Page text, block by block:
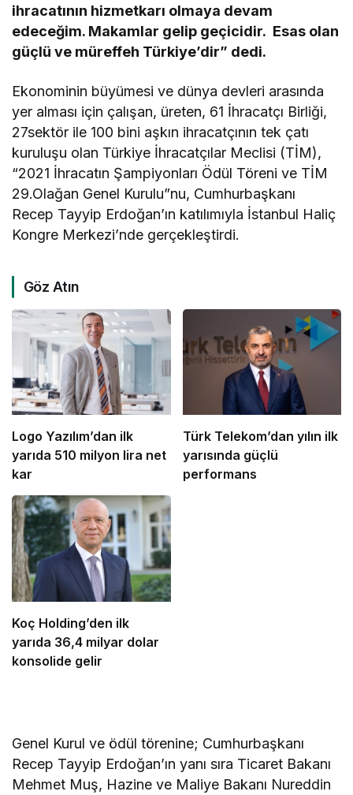
ihracatının hizmetkarı olmaya devam
edeceğim. Makamlar gelip geçicidir. Esas olan
güçlü ve müreffeh Türkiye’dir” dedi.
Ekonominin büyümesi ve dünya devleri arasında
yer alması için çalışan, üreten, 61 İhracatçı Birliği,
27sektör ile 100 bini aşkın ihracatçının tek çatı
kuruluşu olan Türkiye İhracatçılar Meclisi (TİM),
“2021 İhracatın Şampiyonları Ödül Töreni ve TİM
29.Olağan Genel Kurulu”nu, Cumhurbaşkanı
Recep Tayyip Erdoğan’ın katılımıyla İstanbul Haliç
Kongre Merkezi’nde gerçekleştirdi.
Göz Atın
Logo Yazılım’dan ilk
yarıda 510 milyon lira net
kar
Türk Telekom’dan yılın ilk
yarısında güçlü
performans
Koç Holding’den ilk
yarıda 36,4 milyar dolar
konsolide gelir
Genel Kurul ve ödül törenine; Cumhurbaşkanı
Recep Tayyip Erdoğan’ın yanı sıra Ticaret Bakanı
Mehmet Muş, Hazine ve Maliye Bakanı Nureddin